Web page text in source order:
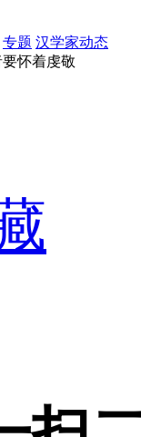
专题 汉学家动态
怀着虔敬